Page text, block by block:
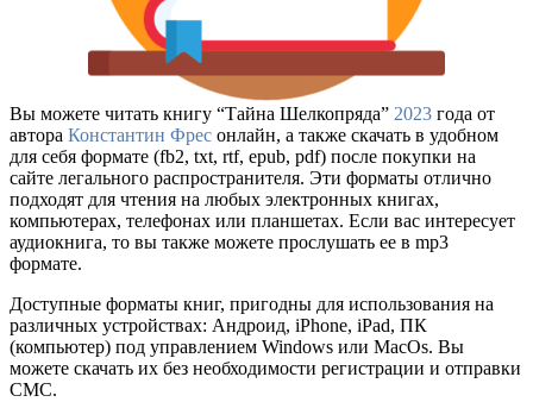
Вы можете читать книгу “Тайна Шелкопряда” 2023 года от
автора Константин Фрес онлайн, а также скачать в удобном
для себя формате (fb2, txt, rtf, epub, pdf) после покупки на
сайте легального распространителя. Эти форматы отлично
подходят для чтения на любых электронных книгах,
компьютерах, телефонах или планшетах. Если вас интересует
аудиокнига, то вы также можете прослушать ее в mp3
формате.
Доступные форматы книг, пригодны для использования на
различных устройствах: Андроид, iPhone, iPad, ПК
(компьютер) под управлением Windows или MacOs. Вы
можете скачать их без необходимости регистрации и отправки
СМС.